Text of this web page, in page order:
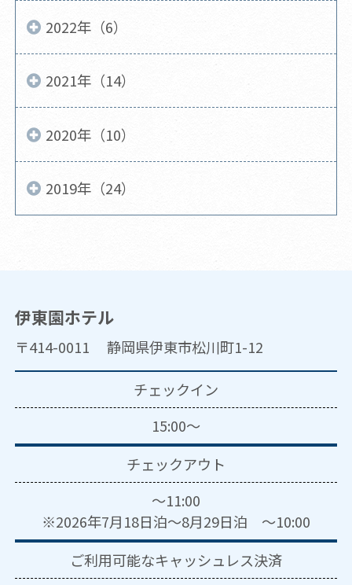
2022年（6）
2021年（14）
2020年（10）
2019年（24）
伊東園ホテル
〒414-0011 静岡県伊東市松川町1-12
チェックイン
15:00～
チェックアウト
～11:00
※2026年7月18日泊～8月29日泊 ～10:00
ご利用可能なキャッシュレス決済